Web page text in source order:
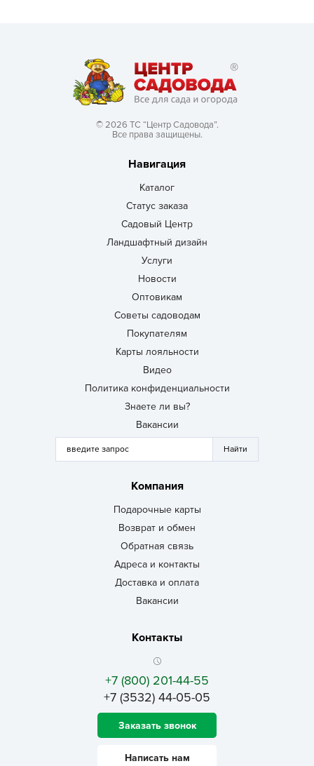
© 2026 ТС “Центр Садовода”.
Все права защищены.
Навигация
Каталог
Статус заказа
Садовый Центр
Ландшафтный дизайн
Услуги
Новости
Оптовикам
Советы садоводам
Покупателям
Карты лояльности
Видео
Политика конфиденциальности
Знаете ли вы?
Вакансии
Компания
Подарочные карты
Возврат и обмен
Обратная связь
Адреса и контакты
Доставка и оплата
Вакансии
Контакты
+7 (800) 201-44-55
+7 (3532) 44-05-05
Заказать звонок
Написать нам